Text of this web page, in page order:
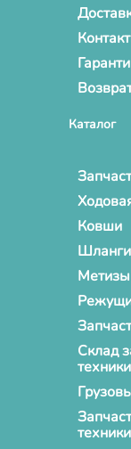
Каталог
Ковши
Шланги
Метизы
Склад
техники
техники